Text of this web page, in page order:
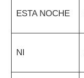
ESTA NOCHE
NI